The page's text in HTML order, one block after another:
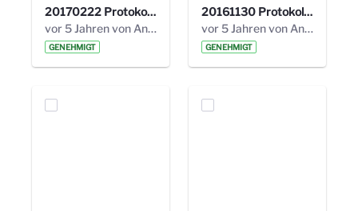
20170222 Protokoll 19. Steuerungskreis.pdf
vor 5 Jahren von Anni Schlumberger
GENEHMIGT
20161130 Protokoll 18. Steuerungskreis.pdf
vor 5 Jahren von Anni Schlumberger
GENEHMIGT